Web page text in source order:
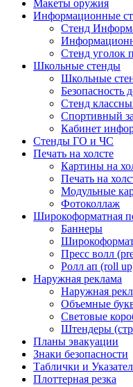
Макеты оружия
Информационные
Стенд
Стенд уголок
Школьные стенды
Школьные
Безопасность
Стенд
Спортивный
Кабинет
Стенды ГО и ЧС
Печать на холсте
Картины на
Печать на
Модульные
Фотоколлаж
Широкоформатная
Баннеры
Пресс волл
Ролл ап (roll
Наружная реклама
Наружная
Объемные
Световые
Штендеры
Планы эвакуации
Знаки безопасности
Таблички и
Плоттерная резка